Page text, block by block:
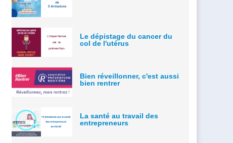
Le dépistage du cancer du
col de l'utérus
Bien réveillonner, c'est aussi
bien rentrer
La santé au travail des
entrepreneurs